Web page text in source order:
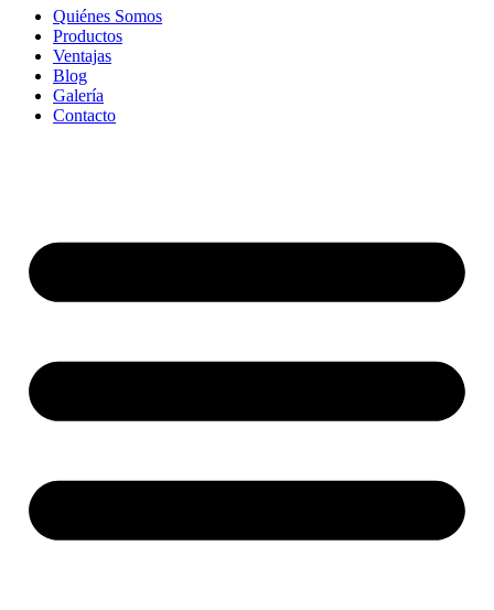
Quiénes Somos
Productos
Ventajas
Blog
Galería
Contacto